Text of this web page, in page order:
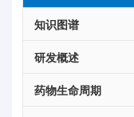
知识图谱
研发概述
药物生命周期